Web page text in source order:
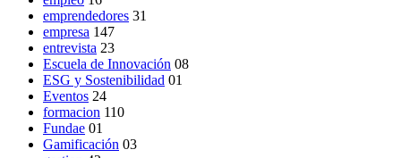
emprendedores 31
empresa 147
entrevista 23
Escuela de Innovación 08
ESG y Sostenibilidad 01
Eventos 24
formacion 110
Fundae 01
Gamificación 03